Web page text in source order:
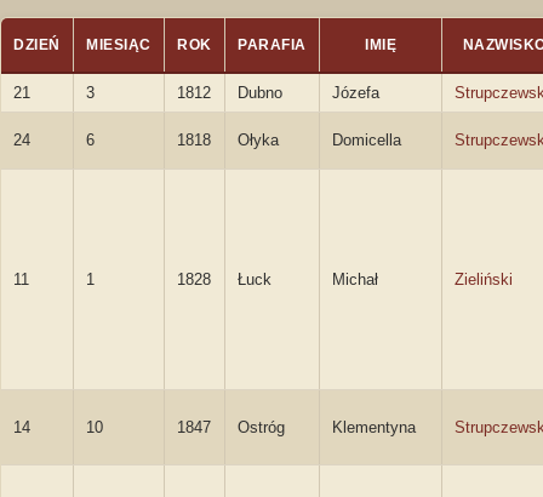
DZIEŃ MIESIĄC ROK PARAFIA IMIĘ
21 3 1812 Dubno Józefa
24 6 1818 Ołyka Domicella
11 1 1828 Łuck Michał Zieliński
14 10 1847 Ostróg Klementyna